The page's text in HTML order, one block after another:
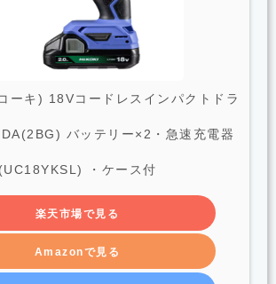
ーキ) 18Vコードレスインパクトドラ
バッテリー×2・急速充電器
(UC18YKSL) ・ケース付
楽天市場で見る
Amazonで見る